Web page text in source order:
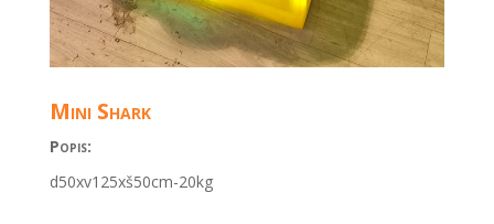
Mini Shark
Popis:
d50xv125xš50cm-20kg